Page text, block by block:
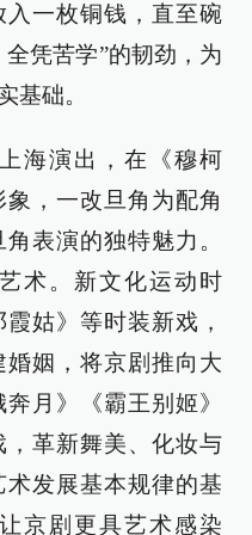
一枚铜钱，直至碗
凭苦学”的韧劲，为
基础。
海演出，在《穆柯
，一改旦角为配角
表演的独特魅力。
术。新文化运动时
姑》等时装新戏，
姻，将京剧推向大
月》《霸王别姬》
，革新舞美、化妆与
发展基本规律的基
京剧更具艺术感染